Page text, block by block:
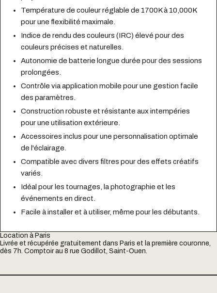
Température de couleur réglable de 1700K à 10,000K
pour une flexibilité maximale.
Indice de rendu des couleurs (IRC) élevé pour des
couleurs précises et naturelles.
Autonomie de batterie longue durée pour des sessions
prolongées.
Contrôle via application mobile pour une gestion facile
des paramètres.
Construction robuste et résistante aux intempéries
pour une utilisation extérieure.
Accessoires inclus pour une personnalisation optimale
de l'éclairage.
Compatible avec divers filtres pour des effets créatifs
variés.
Idéal pour les tournages, la photographie et les
événements en direct.
Facile à installer et à utiliser, même pour les débutants.
Location à Paris
Livrée et récupérée gratuitement dans Paris et la première couronne,
dès 7h. Comptoir au 8 rue Godillot, Saint-Ouen.